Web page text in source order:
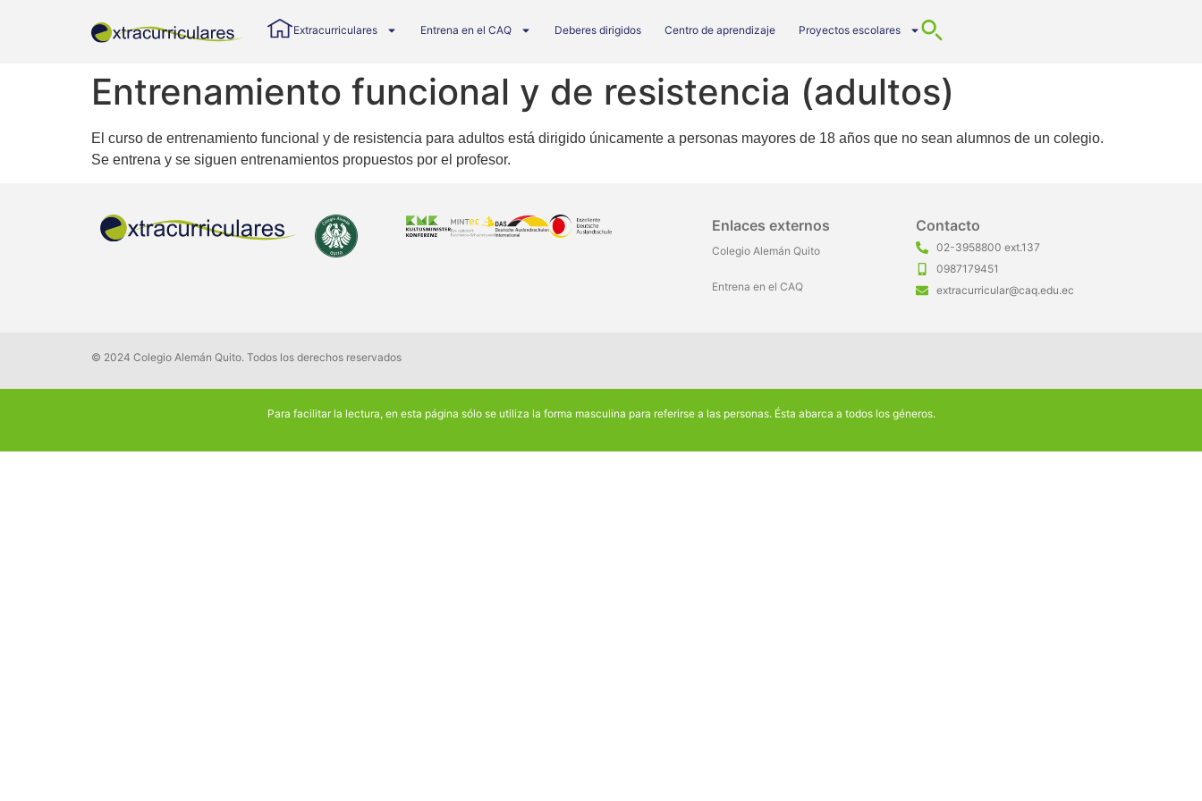
Extracurriculares Entrena en el CAQ Deberes dirigidos Centro de aprendizaje Proyectos escolares
Entrenamiento funcional y de resistencia (adultos)
El curso de entrenamiento funcional y de resistencia para adultos está dirigido únicamente a personas mayores de 18 años que no sean alumnos de un colegio.
Se entrena y se siguen entrenamientos propuestos por el profesor.
Enlaces externos
Colegio Alemán Quito
Entrena en el CAQ
Contacto
02-3958800 ext.137
0987179451
extracurricular@caq.edu.ec
© 2024 Colegio Alemán Quito. Todos los derechos reservados
Para facilitar la lectura, en esta página sólo se utiliza la forma masculina para referirse a las personas. Ésta abarca a todos los géneros.